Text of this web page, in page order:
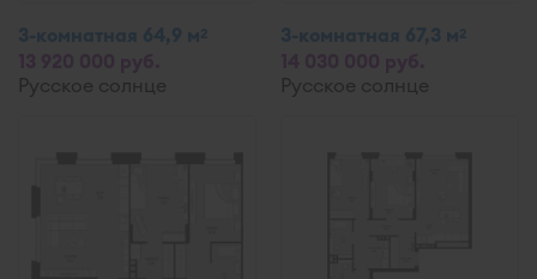
3-комнатная 64,9 м2
Русское солнце
3-комнатная 67,3 м2
Русское солнце